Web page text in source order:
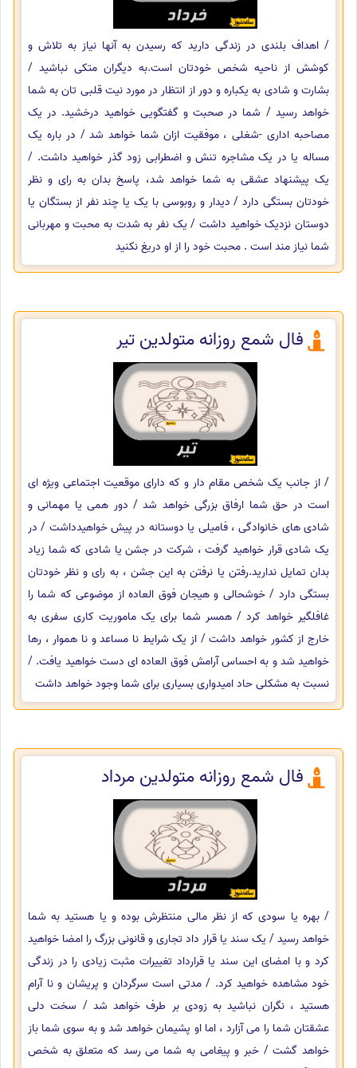
/ اهداف بلندی در زندگی دارید که رسیدن به آنها نیاز به تلاش و
کوشش از ناحیه شخص خودتان است.به دیگران متکی نباشید /
بشارت و شادی به یکباره و دور از انتظار در مورد نیت قلبی تان به شما
خواهد رسید / شما در صحبت و گفتگویی خواهید درخشید. در یک
مصاحبه اداری -شغلی ، موفقیت ازان شما خواهد شد / در باره یک
مساله یا در یک مشاجره تنش و اضطرابی زود گذر خواهید داشت. /
یک پیشنهاد عشقی به شما خواهد شد، پاسخ بدان به رای و نظر
خودتان بستگی دارد / دیدار و روبوسی با یک یا چند نفر از بستگان یا
دوستان نزدیک خواهید داشت / یک نفر به شدت به محبت و مهربانی
شما نیاز مند است . محبت خود را از او دریغ نکنید
فال شمع روزانه متولدین تیر
/ از جانب یک شخص مقام دار و که دارای موقعیت اجتماعی ویژه ای
است در حق شما ارفاق بزرگی خواهد شد / دور همی یا مهمانی و
شادی های خانوادگی ، فامیلی یا دوستانه در پیش خواهیدداشت / در
یک شادی قرار خواهید گرفت ، شرکت در جشن یا شادی که شما زیاد
بدان تمایل ندارید.رفتن یا نرفتن به این جشن ، به رای و نظر خودتان
بستگی دارد / خوشحالی و هیجان فوق العاده از موضوعی که شما را
غافلگیر خواهد کرد / همسر شما برای یک ماموریت کاری سفری به
خارج از کشور خواهد داشت / از یک شرایط نا مساعد و نا هموار ، رها
خواهید شد و به احساس آرامش فوق العاده ای دست خواهید یافت. /
نسبت به مشکلی حاد امیدواری بسیاری برای شما وجود خواهد داشت
فال شمع روزانه متولدین مرداد
/ بهره یا سودی که از نظر مالی منتظرش بوده و یا هستید به شما
خواهد رسید / یک سند یا قرار داد تجاری و قانونی بزرگ را امضا خواهید
کرد و با امضای این سند یا قرارداد تغییرات مثبت زیادی را در زندگی
خود مشاهده خواهید کرد. / مدتی است سرگردان و پریشان و نا آرام
هستید ، نگران نباشید به زودی بر طرف خواهد شد / سخت دلی
عشقتان شما را می آزارد ، اما او پشیمان خواهد شد و به سوی شما باز
خواهد گشت / خبر و پیغامی به شما می رسد که متعلق به شخص